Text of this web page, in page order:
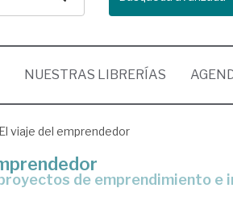
NUESTRAS LIBRERÍAS
El viaje del emprendedor